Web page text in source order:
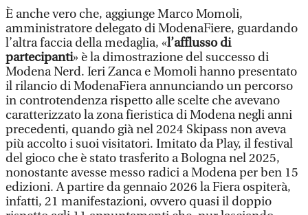
È anche vero che, aggiunge Marco Momoli,
amministratore delegato di ModenaFiere, guardando
l’altra faccia della medaglia, «l’afflusso di
partecipanti» è la dimostrazione del successo di
Modena Nerd. Ieri Zanca e Momoli hanno presentato
il rilancio di ModenaFiera annunciando un percorso
in controtendenza rispetto alle scelte che avevano
caratterizzato la zona fieristica di Modena negli anni
precedenti, quando già nel 2024 Skipass non aveva
più accolto i suoi visitatori. Imitato da Play, il festival
del gioco che è stato trasferito a Bologna nel 2025,
nonostante avesse messo radici a Modena per ben 15
edizioni. A partire da gennaio 2026 la Fiera ospiterà,
infatti, 21 manifestazioni, ovvero quasi il doppio